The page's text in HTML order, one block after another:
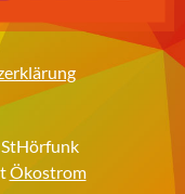
StHörfunk
Ökostrom